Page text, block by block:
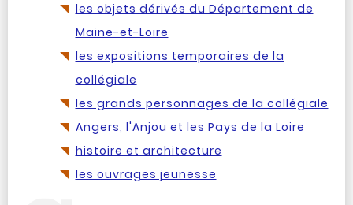
les objets dérivés du Département de
Maine-et-Loire
les expositions temporaires de la
collégiale
les grands personnages de la collégiale
Angers, l'Anjou et les Pays de la Loire
histoire et architecture
les ouvrages jeunesse